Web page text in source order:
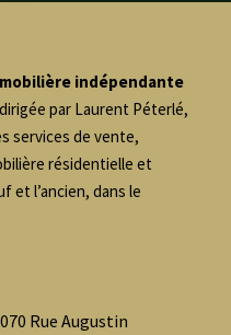
indépendante
par Laurent Péterlé,
services de vente,
résidentielle et
et l’ancien, dans le
Rue Augustin